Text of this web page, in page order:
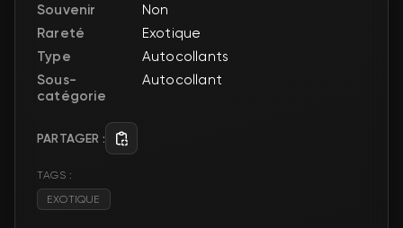
Souvenir
Non
Rareté
Exotique
Type
Autocollants
Sous-
catégorie
Autocollant
PARTAGER :
TAGS :
EXOTIQUE